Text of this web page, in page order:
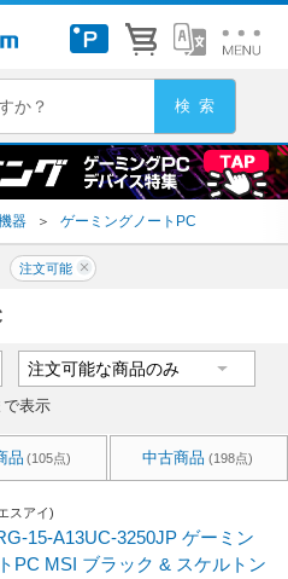
器 ＞ ゲーミングノートPC
注文可能
で表示
品 (105点) 中古商品 (198点)
スアイ)
15-A13UC-3250JP ゲーミン
PC MSI ブラック & スケルトン